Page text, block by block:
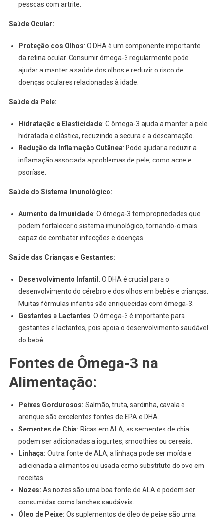
pessoas com artrite.
Saúde Ocular:
Proteção dos Olhos: O DHA é um componente importante
da retina ocular. Consumir ômega-3 regularmente pode
ajudar a manter a saúde dos olhos e reduzir o risco de
doenças oculares relacionadas à idade.
Saúde da Pele:
Hidratação e Elasticidade: O ômega-3 ajuda a manter a pele
hidratada e elástica, reduzindo a secura e a descamação.
Redução da Inflamação Cutânea: Pode ajudar a reduzir a
inflamação associada a problemas de pele, como acne e
psoríase.
Saúde do Sistema Imunológico:
Aumento da Imunidade: O ômega-3 tem propriedades que
podem fortalecer o sistema imunológico, tornando-o mais
capaz de combater infecções e doenças.
Saúde das Crianças e Gestantes:
Desenvolvimento Infantil : O DHA é crucial para o
desenvolvimento do cérebro e dos olhos em bebês e crianças.
Muitas fórmulas infantis são enriquecidas com ômega-3.
Gestantes e Lactantes: O ômega-3 é importante para
gestantes e lactantes, pois apoia o desenvolvimento saudável
do bebê.
Fontes de Ômega-3 na
Alimentação:
Peixes Gordurosos: Salmão, truta, sardinha, cavala e
arenque são excelentes fontes de EPA e DHA.
Sementes de Chia: Ricas em ALA, as sementes de chia
podem ser adicionadas a iogurtes, smoothies ou cereais.
Linhaça: Outra fonte de ALA, a linhaça pode ser moída e
adicionada a alimentos ou usada como substituto do ovo em
receitas.
Nozes: As nozes são uma boa fonte de ALA e podem ser
consumidas como lanches saudáveis.
Óleo de Peixe: Os suplementos de óleo de peixe são uma